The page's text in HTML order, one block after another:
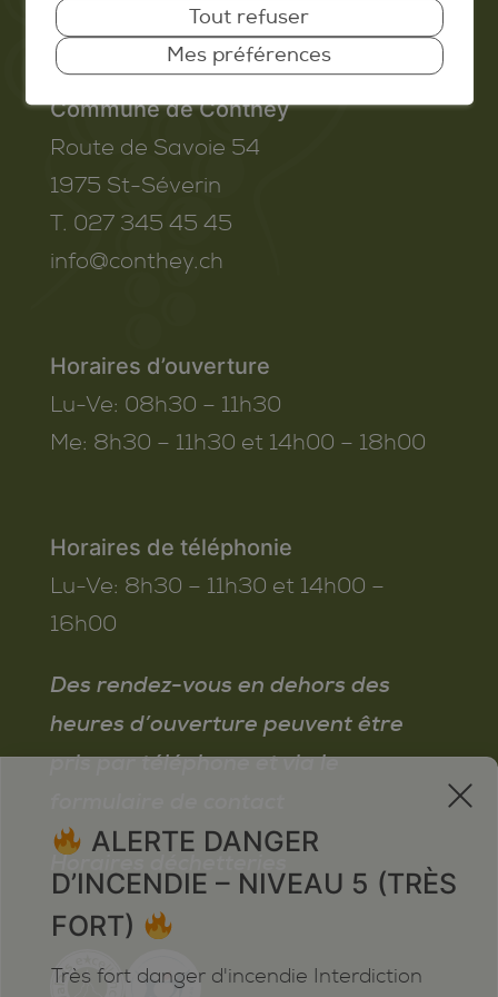
Commune de Conthey
Route de Savoie 54
1975 St-Séverin
T. 027 345 45 45
info@conthey.ch
Horaires d’ouverture
Lu-Ve: 08h30 – 11h30
Me: 8h30 – 11h30 et 14h00 – 18h00
Horaires de téléphonie
Lu-Ve: 8h30 – 11h30 et 14h00 –
16h00
Des rendez-vous en dehors des
heures d’ouverture peuvent être
pris par téléphone et via le
Horaires déchetteries
x
ALERTE DANGER
D’INCENDIE – NIVEAU 5 (TRÈS
FORT)
Très fort danger d'incendie Interdiction
Tout refuser
Mes préférences